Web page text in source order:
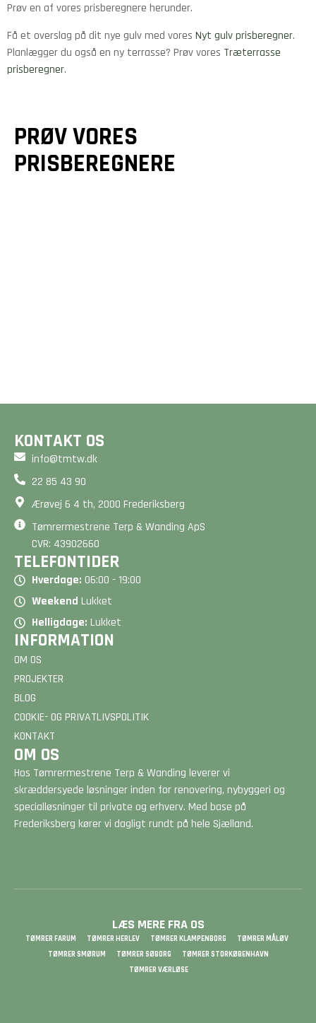
Prøv en af vores prisberegnere herunder.
Få et overslag på dit nye gulv med vores Nyt gulv prisberegner.
Planlægger du også en ny terrasse? Prøv vores Træterrasse
prisberegner.
PRØV VORES
PRISBEREGNERE
BEREGN PRIS BEREGN PRIS
KONTAKT OS
info@tmtw.dk
22 85 43 90
Ærøvej 6 4 th, 2000 Frederiksberg
Tømrermestrene Terp & Wanding ApS
CVR: 43902660
TELEFONTIDER
Hverdage: 06:00 - 19:00
Weekend Lukket
Helligdage: Lukket
INFORMATION
OM OS
PROJEKTER
BLOG
COOKIE- OG PRIVATLIVSPOLITIK
KONTAKT
OM OS
Hos Tømrermestrene Terp & Wanding leverer vi
skræddersyede løsninger inden for renovering, nybyggeri og
specialløsninger til private og erhverv. Med base på
Frederiksberg kører vi dagligt rundt på hele Sjælland.
LÆS MERE FRA OS
TØMRER FARUM TØMRER HERLEV TØMRER KLAMPENBORG
TØMRER MÅLØV
TØMRER SMØRUM
TØMRER SØBORG
TØMRER STORKØBENHAVN
TØMRER VÆRLØSE